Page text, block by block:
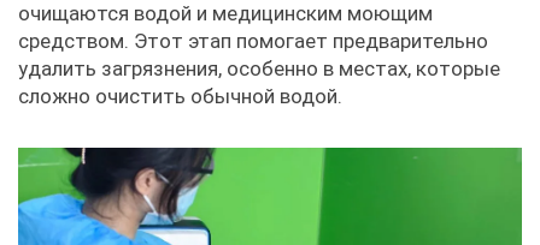
очищаются водой и медицинским моющим
средством. Этот этап помогает предварительно
удалить загрязнения, особенно в местах, которые
сложно очистить обычной водой.